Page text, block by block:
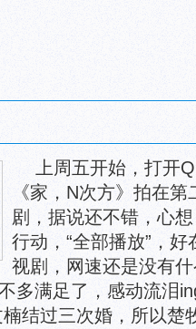
上周五开始，打开
《家，N次方》拍在
剧，据说还不错，心
行动，“全部播放”，
视剧，网速还是没有
多满足了，感动流泪
结过三次婚，所以楚